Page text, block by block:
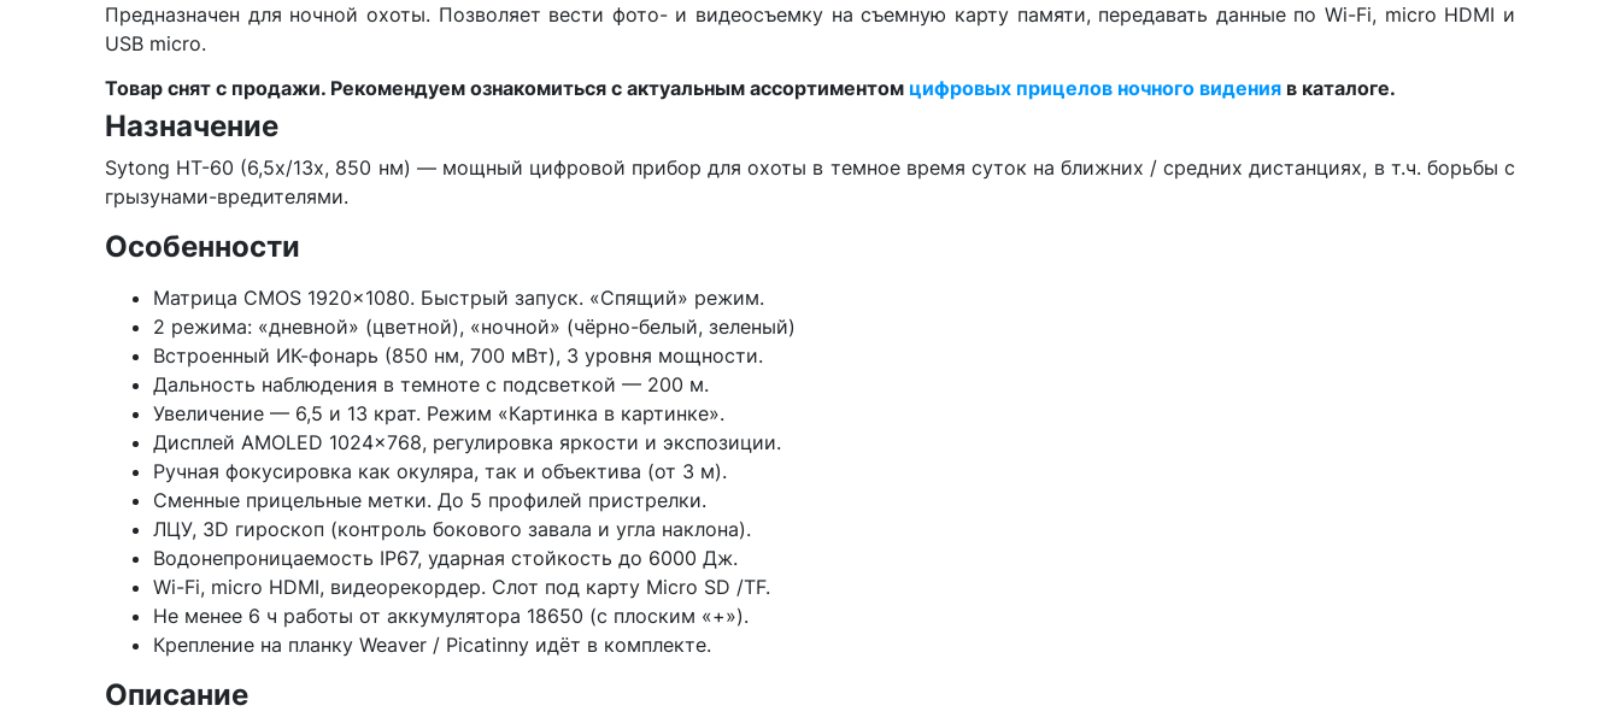
Предназначен для ночной охоты. Позволяет вести фото- и видеосъемку на съемную карту памяти, передавать данные по Wi-Fi, micro HDMI и
USB micro.
Товар снят с продажи. Рекомендуем ознакомиться с актуальным ассортиментом цифровых прицелов ночного видения в каталоге.
Назначение
Sytong HT-60 (6,5x/13x, 850 нм) — мощный цифровой прибор для охоты в темное время суток на ближних / средних дистанциях, в т.ч. борьбы с
грызунами-вредителями.
Особенности
Матрица CMOS 1920x1080. Быстрый запуск. «Спящий» режим.
2 режима: «дневной» (цветной), «ночной» (чёрно-белый, зеленый)
Встроенный ИК-фонарь (850 нм, 700 мВт), 3 уровня мощности.
Дальность наблюдения в темноте с подсветкой — 200 м.
Увеличение — 6,5 и 13 крат. Режим «Картинка в картинке».
Дисплей AMOLED 1024×768, регулировка яркости и экспозиции.
Ручная фокусировка как окуляра, так и объектива (от 3 м).
Сменные прицельные метки. До 5 профилей пристрелки.
ЛЦУ, 3D гироскоп (контроль бокового завала и угла наклона).
Водонепроницаемость IP67, ударная стойкость до 6000 Дж.
Wi-Fi, micro HDMI, видеорекордер. Слот под карту Micro SD /TF.
Не менее 6 ч работы от аккумулятора 18650 (с плоским «+»).
Крепление на планку Weaver / Picatinny идёт в комплекте.
Описание